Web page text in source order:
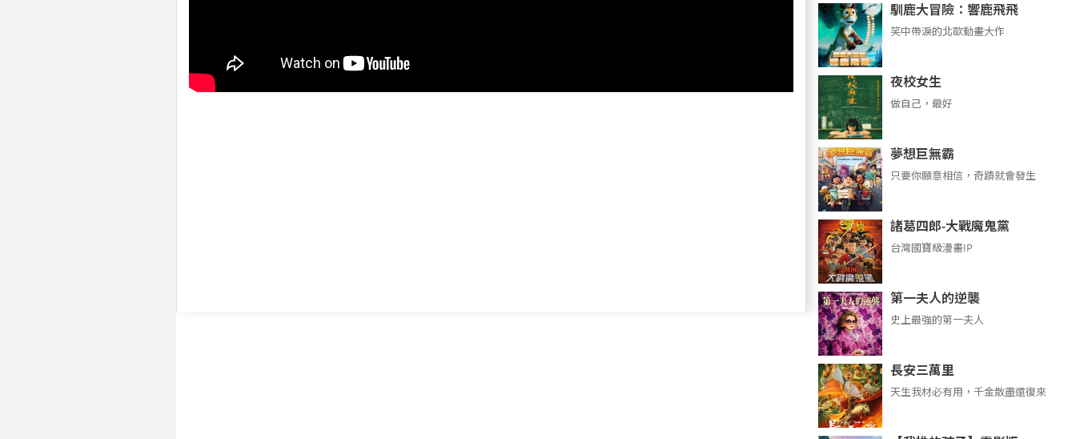
馴鹿大冒險：響鹿飛飛
笑中帶淚的北歐動畫大作
夜校女生
做自己，最好
夢想巨無霸
只要你願意相信，奇蹟就會發生
諸葛四郎-大戰魔鬼黨
台灣國寶級漫畫IP
第一夫人的逆襲
史上最強的第一夫人
長安三萬里
天生我材必有用，千金散盡還復來